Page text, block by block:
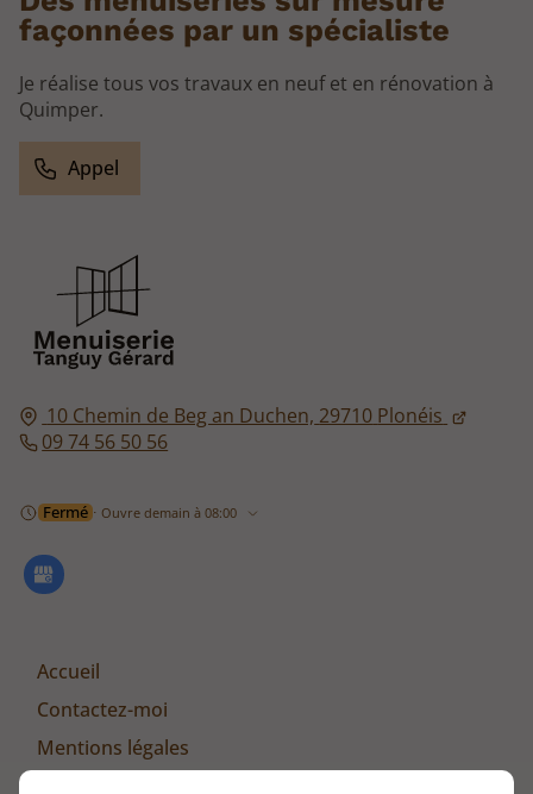
10 Chemin de Beg an Duchen, 29710 Plonéis
09 74 56 50 56
Fermé ⋅ Ouvre demain à 08:00
Accueil
Contactez-moi
Mentions légales
façonnées par un spécialiste
Je réalise tous vos travaux en neuf et en rénovation à
Quimper.
Appel